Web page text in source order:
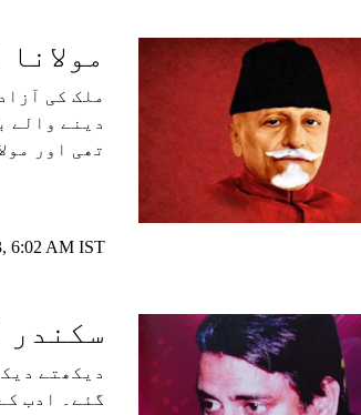
ملک کی
دینے والے
تھی اور مولانا ابوالکلام
6:02 AM IST
سکندر